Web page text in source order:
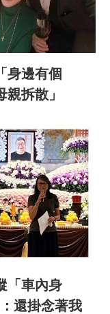
身邊有個
拆散」
「車內身
還掛念著我